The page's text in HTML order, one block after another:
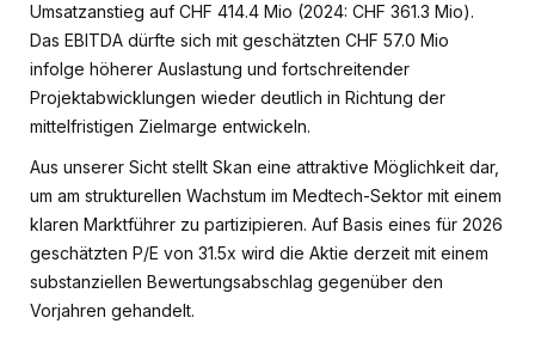
Umsatzanstieg auf CHF 414.4 Mio (2024: CHF 361.3 Mio).
Das EBITDA dürfte sich mit geschätzten CHF 57.0 Mio
infolge höherer Auslastung und fortschreitender
Projektabwicklungen wieder deutlich in Richtung der
mittelfristigen Zielmarge entwickeln.
Aus unserer Sicht stellt Skan eine attraktive Möglichkeit dar,
um am strukturellen Wachstum im Medtech-Sektor mit einem
klaren Marktführer zu partizipieren. Auf Basis eines für 2026
geschätzten P/E von 31.5x wird die Aktie derzeit mit einem
substanziellen Bewertungsabschlag gegenüber den
Vorjahren gehandelt.